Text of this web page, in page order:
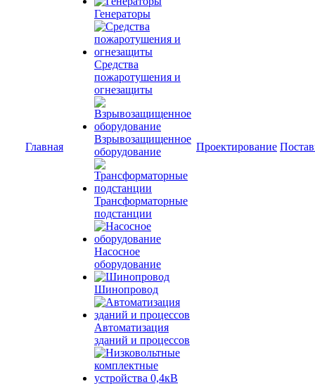
Главная
Генераторы
Средства
пожаротушения и
огнезащиты
Взрывозащищенное
оборудование
Трансформаторные
подстанции
Насосное
оборудование
Шинопровод
Автоматизация
зданий и процессов
Проектирование